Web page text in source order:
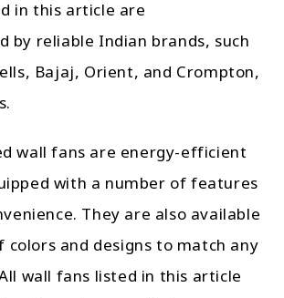
in this article are
by reliable Indian brands, such
Bajaj, Orient, and Crompton,
wall fans are energy-efficient
with a number of features
They are also available
colors and designs to match any
wall fans listed in this article